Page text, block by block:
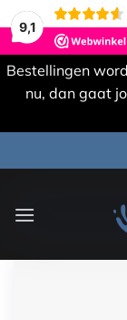
9,1
Bestellingen
nu, dan gaat
naar